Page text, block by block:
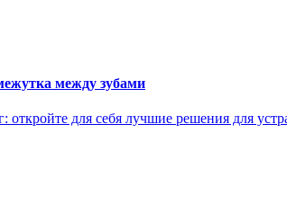
между зубами
для себя лучшие решения для